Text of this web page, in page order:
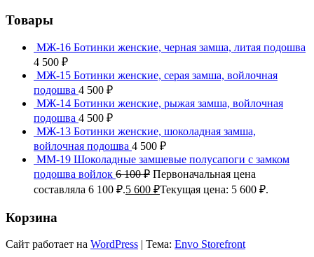
Товары
МЖ-16 Ботинки женские, черная замша, литая подошва
4 500 ₽
МЖ-15 Ботинки женские, серая замша, войлочная
подошва 4 500 ₽
МЖ-14 Ботинки женские, рыжая замша, войлочная
подошва 4 500 ₽
МЖ-13 Ботинки женские, шоколадная замша,
войлочная подошва 4 500 ₽
ММ-19 Шоколадные замшевые полусапоги с замком
подошва войлок 6 100₽ Первоначальная цена
составляла 6 100 ₽.5 600 ₽Текущая цена: 5 600 ₽.
Корзина
Сайт работает на WordPress | Тема: Envo Storefront